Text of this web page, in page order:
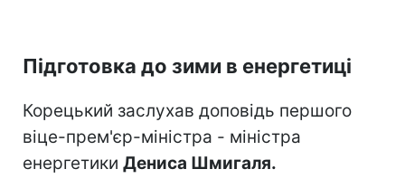
Підготовка до зими в енергетиці
Корецький заслухав доповідь першого
віце-прем'єр-міністра - міністра
енергетики Дениса Шмигаля.